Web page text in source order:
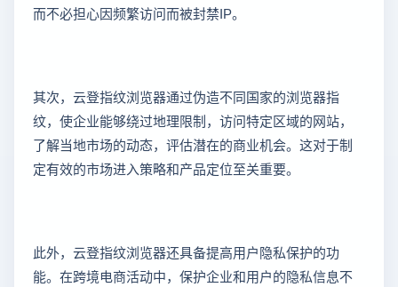
而不必担心因频繁访问而被封禁IP。
其次，云登指纹浏览器通过伪造不同国家的浏览器指
纹，使企业能够绕过地理限制，访问特定区域的网站，
了解当地市场的动态，评估潜在的商业机会。这对于制
定有效的市场进入策略和产品定位至关重要。
此外，云登指纹浏览器还具备提高用户隐私保护的功
能。在跨境电商活动中，保护企业和用户的隐私信息不